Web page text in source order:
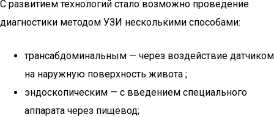
С развитием технологий стало возможно проведение
диагностики методом УЗИ несколькими способами:
трансабдоминальным — через воздействие датчиком
на наружную поверхность живота ;
эндоскопическим — с введением специального
аппарата через пищевод;